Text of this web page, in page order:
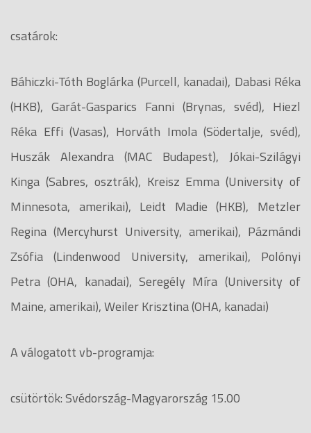
csatárok:
Báhiczki-Tóth Boglárka (Purcell, kanadai), Dabasi Réka
(HKB), Garát-Gasparics Fanni (Brynas, svéd), Hiezl
Réka Effi (Vasas), Horváth Imola (Södertalje, svéd),
Huszák Alexandra (MAC Budapest), Jókai-Szilágyi
Kinga (Sabres, osztrák), Kreisz Emma (University of
Minnesota, amerikai), Leidt Madie (HKB), Metzler
Regina (Mercyhurst University, amerikai), Pázmándi
Zsófia (Lindenwood University, amerikai), Polónyi
Petra (OHA, kanadai), Seregély Míra (University of
Maine, amerikai), Weiler Krisztina (OHA, kanadai)
A válogatott vb-programja:
csütörtök: Svédország-Magyarország 15.00